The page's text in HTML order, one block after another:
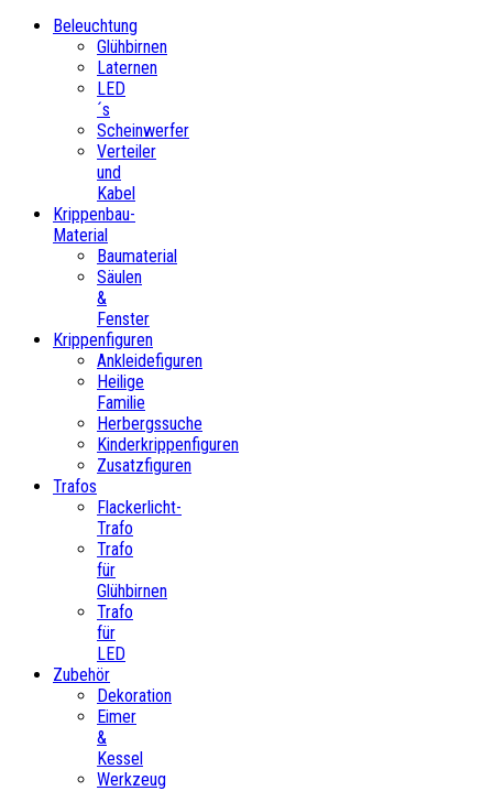
Beleuchtung
Glühbirnen
Laternen
LED
´s
Scheinwerfer
Verteiler
und
Kabel
Krippenbau-
Material
Baumaterial
Säulen
&
Fenster
Krippenfiguren
Ankleidefiguren
Heilige
Familie
Herbergssuche
Kinderkrippenfiguren
Zusatzfiguren
Trafos
Flackerlicht-
Trafo
Trafo
für
Glühbirnen
Trafo
für
LED
Zubehör
Dekoration
Eimer
&
Kessel
Werkzeug